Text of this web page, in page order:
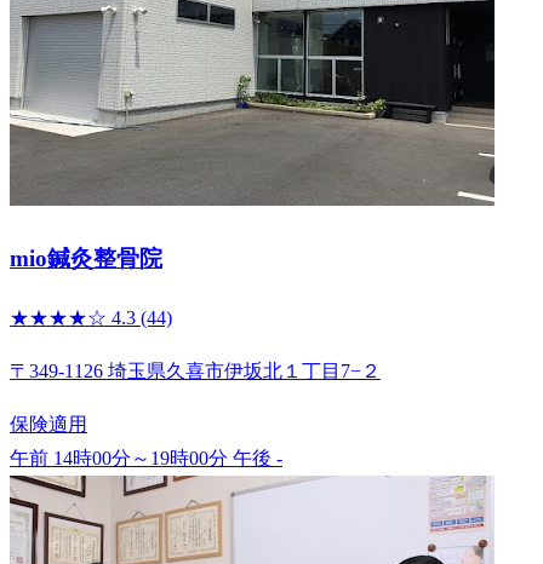
mio鍼灸整骨院
★★★★☆ 4.3 (44)
〒349-1126 埼玉県久喜市伊坂北１丁目7−２
保険適用
午前 14時00分～19時00分 午後 -